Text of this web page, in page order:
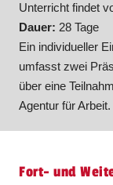
Unterricht findet
Dauer: 28 Tage
Ein individueller
umfasst zwei
über eine
Agentur für Arbeit.
Fort- und